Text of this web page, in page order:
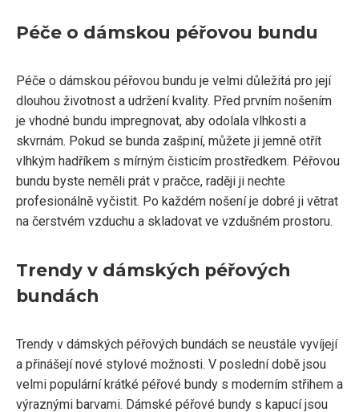
Péče o dámskou péřovou bundu
Péče o dámskou péřovou bundu je velmi důležitá pro její
dlouhou životnost a udržení kvality. Před prvním nošením
je vhodné bundu impregnovat, aby odolala vlhkosti a
skvrnám. Pokud se bunda zašpiní, můžete ji jemně otřít
vlhkým hadříkem s mírným čisticím prostředkem. Péřovou
bundu byste neměli prát v pračce, raději ji nechte
profesionálně vyčistit. Po každém nošení je dobré ji větrat
na čerstvém vzduchu a skladovat ve vzdušném prostoru.
Trendy v dámských péřových
bundách
Trendy v dámských péřových bundách se neustále vyvíjejí
a přinášejí nové stylové možnosti. V poslední době jsou
velmi populární krátké péřové bundy s moderním střihem a
výraznými barvami. Dámské péřové bundy s kapucí jsou